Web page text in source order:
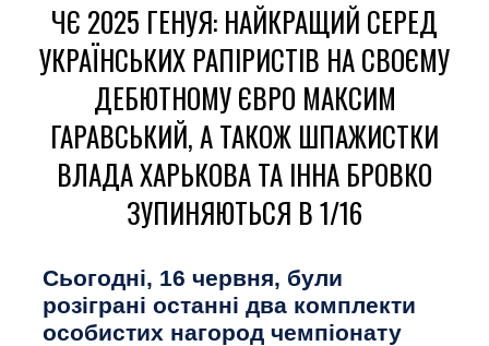
ЧЄ 2025 ГЕНУЯ: НАЙКРАЩИЙ СЕРЕД
УКРАЇНСЬКИХ РАПІРИСТІВ НА СВОЄМУ
ДЕБЮТНОМУ ЄВРО МАКСИМ
ГАРАВСЬКИЙ, А ТАКОЖ ШПАЖИСТКИ
ВЛАДА ХАРЬКОВА ТА ІННА БРОВКО
ЗУПИНЯЮТЬСЯ В 1/16
Сьогодні, 16 червня, були
розіграні останні два комплекти
особистих нагород чемпіонату